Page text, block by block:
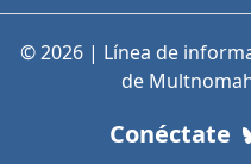
© 2026 | Línea de
de
Conéctate